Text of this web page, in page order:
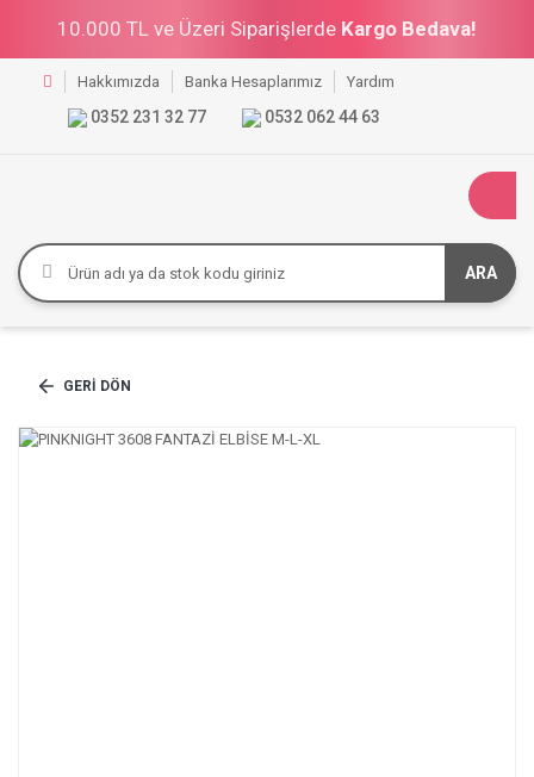
10.000 TL ve Üzeri Siparişlerde Kargo Bedava!
Hakkımızda Banka Hesaplarımız Yardım
0352 231 32 77 0532 062 44 63
ARA
GERI DÖN